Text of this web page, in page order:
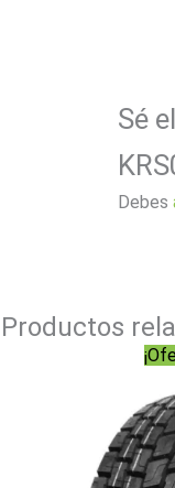
Sé
Debes
Productos